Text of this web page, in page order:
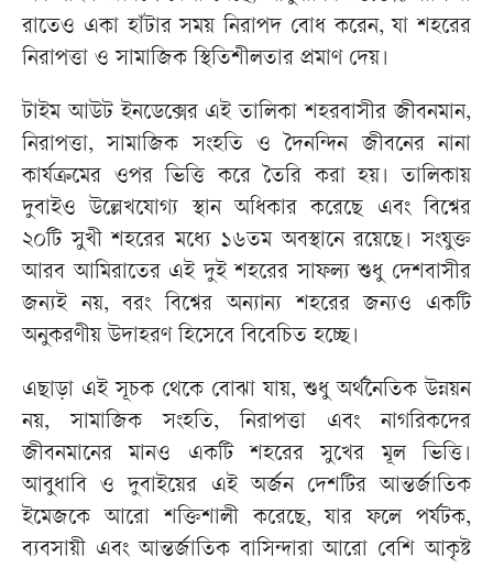
রাতেও একা হাঁটার সময় নিরাপদ বোধ করেন, যা শহরের
নিরাপত্তা ও সামাজিক স্থিতিশীলতার প্রমাণ দেয়।
টাইম আউট ইনডেক্সের এই তালিকা শহরবাসীর জীবনমান,
নিরাপত্তা, সামাজিক সংহতি ও দৈনন্দিন জীবনের নানা
কার্যক্রমের ওপর ভিত্তি করে তৈরি করা হয়। তালিকায়
দুবাইও উল্লেখযোগ্য স্থান অধিকার করেছে এবং বিশ্বের
২০টি সুখী শহরের মধ্যে ১৬তম অবস্থানে রয়েছে। সংযুক্ত
আরব আমিরাতের এই দুই শহরের সাফল্য শুধু দেশবাসীর
জন্যই নয়, বরং বিশ্বের অন্যান্য শহরের জন্যও একটি
অনুকরণীয় উদাহরণ হিসেবে বিবেচিত হচ্ছে।
এছাড়া এই সূচক থেকে বোঝা যায়, শুধু অর্থনৈতিক উন্নয়ন
নয়, সামাজিক সংহতি, নিরাপত্তা এবং নাগরিকদের
জীবনমানের মানও একটি শহরের সুখের মূল ভিত্তি।
আবুধাবি ও দুবাইয়ের এই অর্জন দেশটির আন্তর্জাতিক
ইমেজকে আরো শক্তিশালী করেছে, যার ফলে পর্যটক,
ব্যবসায়ী এবং আন্তর্জাতিক বাসিন্দারা আরো বেশি আকৃষ্ট